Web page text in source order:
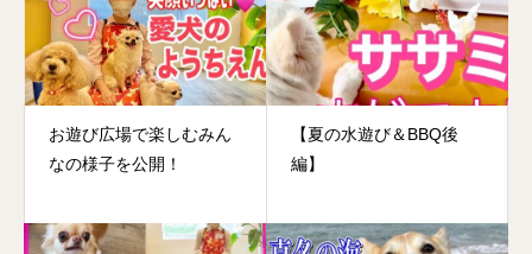
お遊び広場で楽しむみん
なの様子を公開！
【夏の水遊び＆BBQ後
編】